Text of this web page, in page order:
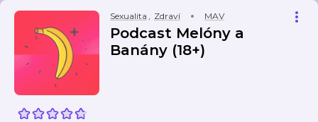
Sexualita , Zdraví MAV
Podcast Melóny a
Banány (18+)